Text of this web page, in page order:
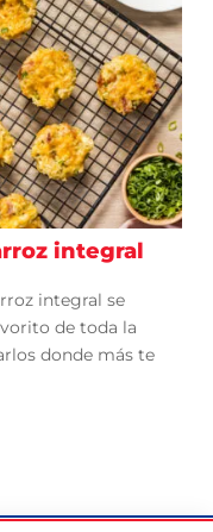
integral
integral se
de toda la
donde más te